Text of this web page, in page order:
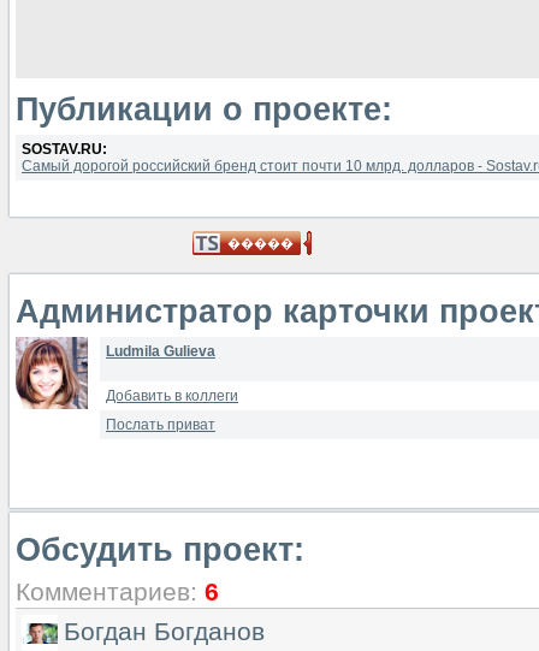
Публикации о проекте:
SOSTAV.RU:
Самый дорогой российский бренд стоит почти 10 млрд. долларов -
Администратор карточки
Ludmila Gulieva
Добавить в коллеги
Послать приват
Обсудить проект:
Комментариев: 6
Богдан Богданов